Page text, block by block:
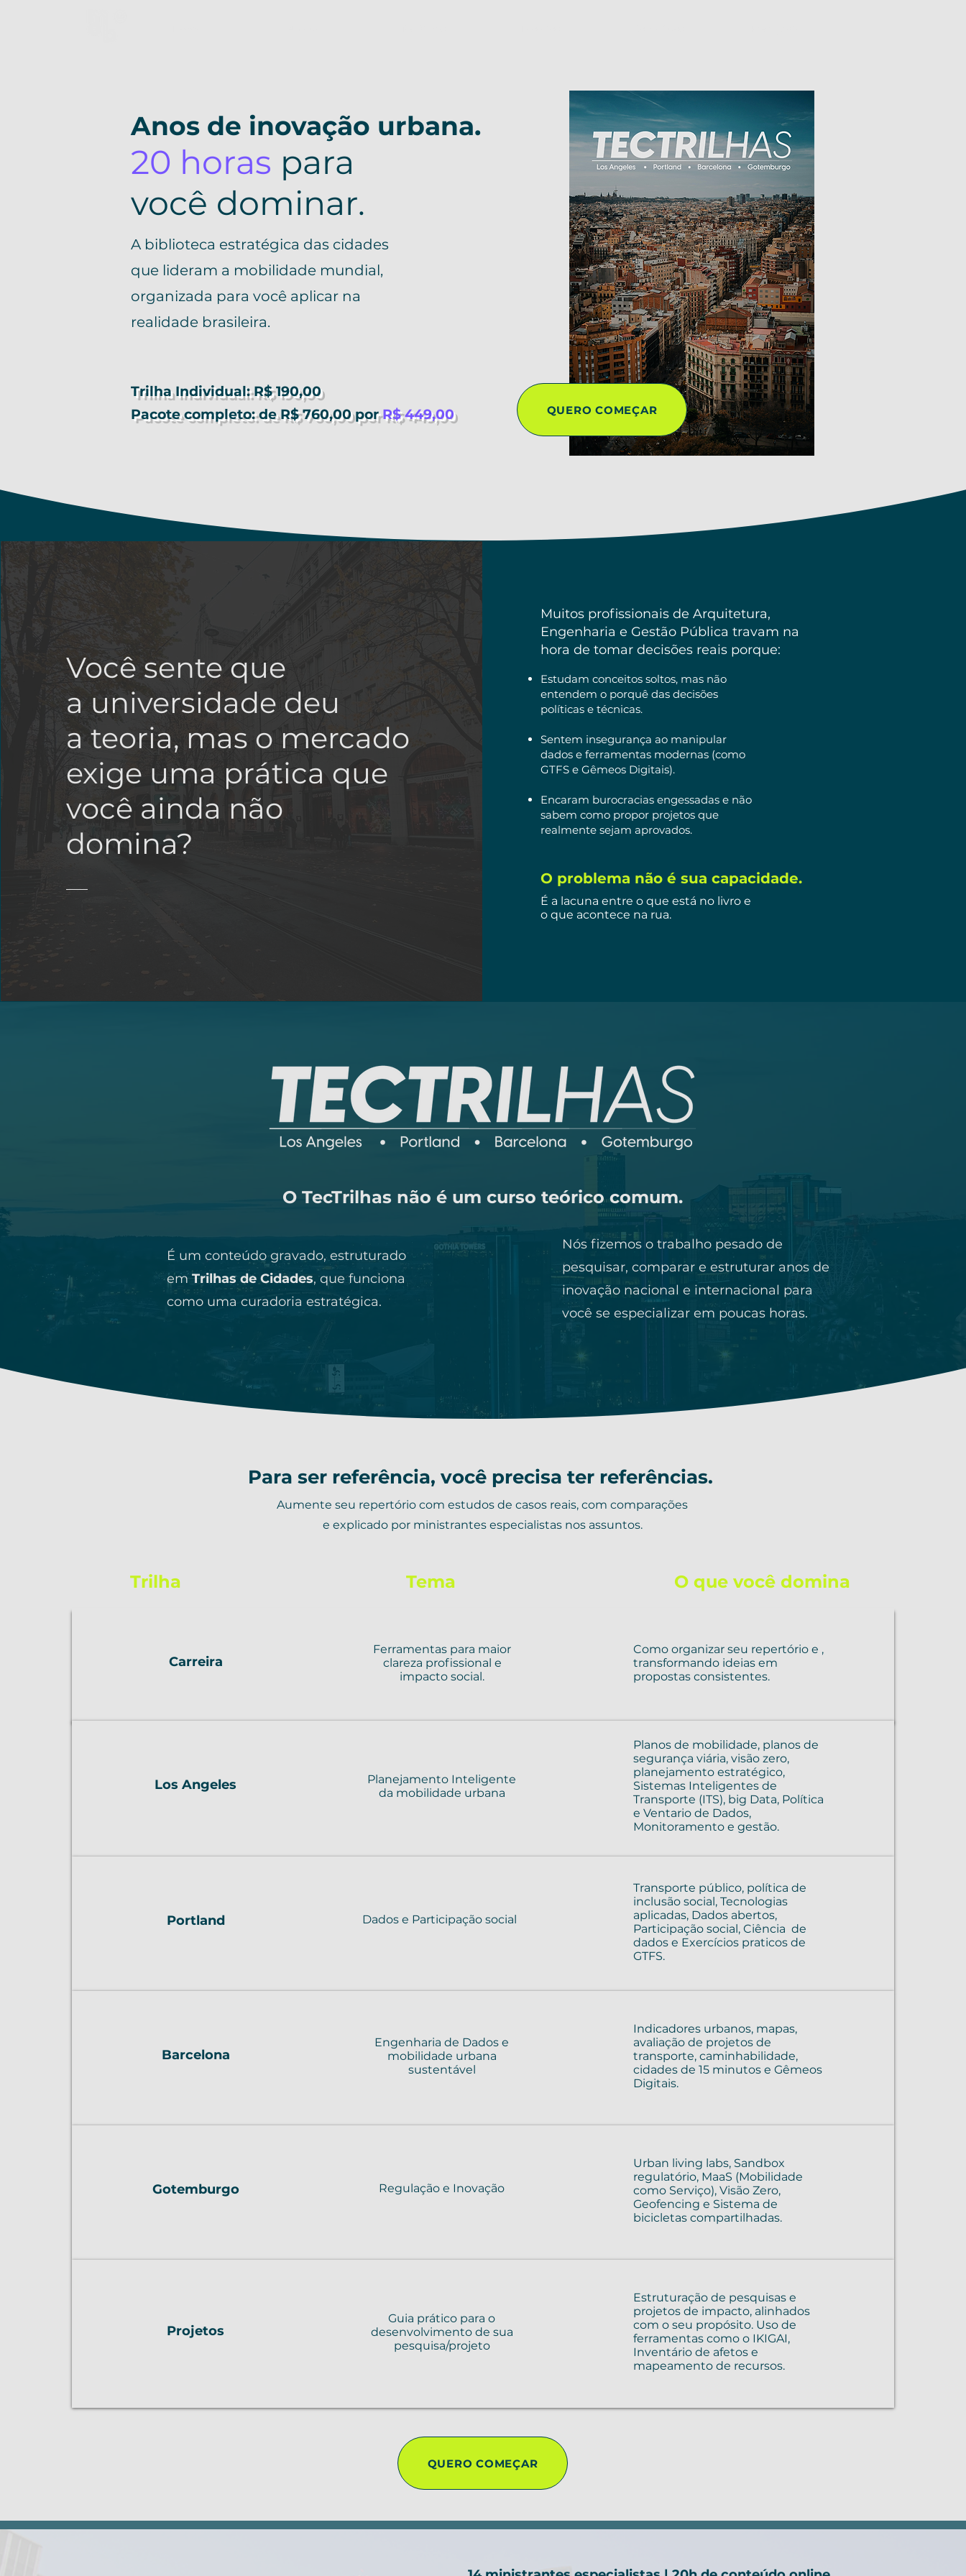
Anos de inovação urbana.
20 horas para
você dominar.
A biblioteca estratégica das cidades
que lideram a mobilidade mundial,
organizada para você aplicar na
realidade brasileira.
Trilha Individual: R$ 190,00
Pacote completo: de R$ 760,00 porR$ 449,00 QUERO COMEÇAR
Você sente que
a universidade deu
a teoria, mas o mercado
exige uma prática que
você ainda não
domina?
Muitos profissionais de Arquitetura,
Engenharia e Gestão Pública travam na
hora de tomar decisões reais porque:
Estudam conceitos soltos, mas não
entendem o porquê das decisões
políticas e técnicas.
Sentem insegurança ao manipular
dados e ferramentas modernas (como
GTFS e Gêmeos Digitais).
Encaram burocracias engessadas e não
sabem como propor projetos que
realmente sejam aprovados.
O problema não é sua capacidade.
É a lacuna entre o que está no livro e
o que acontece na rua.
O TecTrilhas não é um curso teórico comum.
É um conteúdo gravado, estruturado
emTrilhas de Cidades, que funciona
como uma curadoria estratégica.
Nós fizemos o trabalho pesado de
pesquisar, comparar e estruturar anos de
inovação nacional e internacional para
você se especializar em poucas horas.
Para ser referência, você precisa ter referências.
Aumente seu repertório com estudos de casos reais, com comparações
e explicado por ministrantes especialistas nos assuntos.
Trilha Tema O que você domina
Carreira
Ferramentas para maior
clareza profissional e
impacto social.
Como organizar seu repertório e ,
transformando ideias em
propostas consistentes.
Los Angeles
Planejamento Inteligente
da mobilidade urbana
Planos de mobilidade, planos de
segurança viária, visão zero,
planejamento estratégico,
Sistemas Inteligentes de
Transporte (ITS), big Data, Política
e Ventario de Dados,
Monitoramento e gestão.
Portland Dados e Participação social
Transporte público, política de
inclusão social, Tecnologias
aplicadas, Dados abertos,
Participação social, Ciência de
dados e Exercícios praticos de
GTFS.
Barcelona
Engenharia de Dados e
mobilidade urbana
sustentável
Indicadores urbanos, mapas,
avaliação de projetos de
transporte, caminhabilidade,
cidades de 15 minutos e Gêmeos
Digitais.
Gotemburgo Regulação e Inovação
Urban living labs, Sandbox
regulatório, MaaS (Mobilidade
como Serviço), Visão Zero,
Geofencing e Sistema de
bicicletas compartilhadas.
Projetos
Guia prático para o
desenvolvimento de sua
pesquisa/projeto
Estruturação de pesquisas e
projetos de impacto, alinhados
com o seu propósito. Uso de
ferramentas como o IKIGAI,
Inventário de afetos e
mapeamento de recursos.
QUERO COMEÇAR